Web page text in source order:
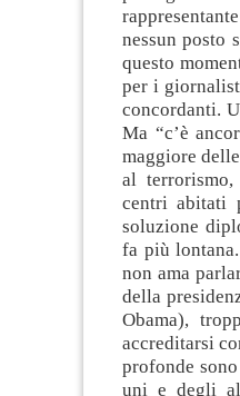
nessun posto
questo
per i
concordanti.
Ma “c’è
maggiore
al
centri abitati
soluzione
fa più
non ama
della
Obama),
accreditarsi
profonde
uni e degli